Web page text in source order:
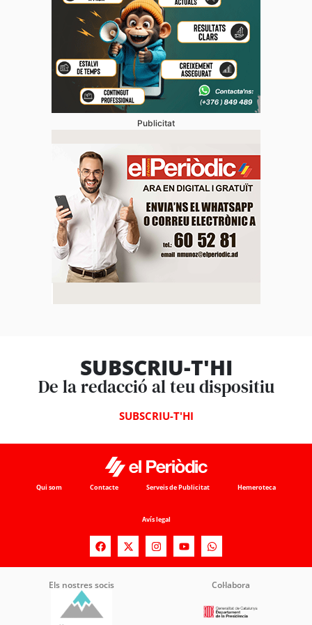
Publicitat
SUBSCRIU-T'HI
De la redacció al teu dispositiu
SUBSCRIU-T'HI
Qui som Contacte Serveis de Publicitat Hemeroteca
Avís legal
Els nostres socis Col·labora